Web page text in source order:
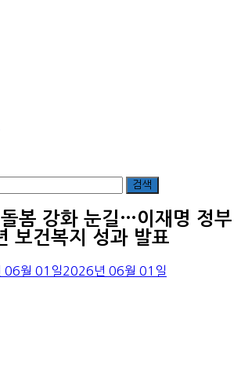
돌봄 강화 눈길…이재명 정부
보건복지 성과 발표
06월 01일2026년 06월 01일